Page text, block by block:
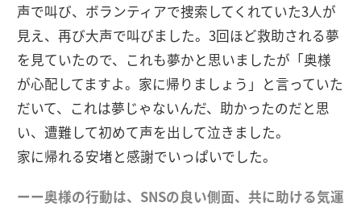
声で叫び、ボランティアで捜索してくれていた3人が
見え、再び大声で叫びました。3回ほど救助される夢
を見ていたので、これも夢かと思いましたが「奥様
が心配してますよ。家に帰りましょう」と言っていた
だいて、これは夢じゃないんだ、助かったのだと思
い、遭難して初めて声を出して泣きました。
家に帰れる安堵と感謝でいっぱいでした。
ーー奥様の行動は、SNSの良い側面、共に助ける気運